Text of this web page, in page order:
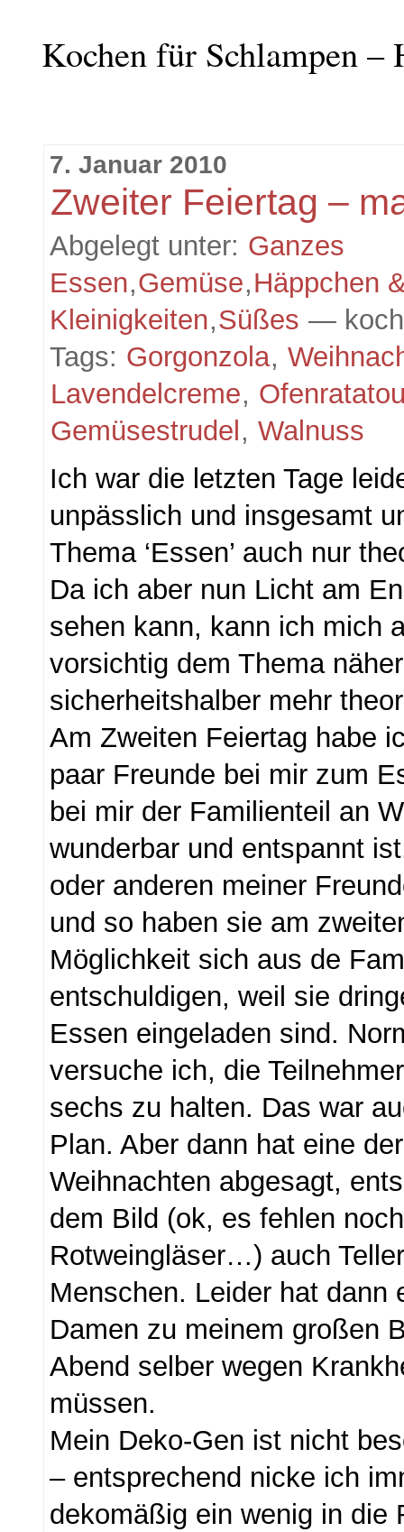
Kochen für Schlampen
7. Januar 2010
Zweiter Feiertag –
Abgelegt unter: Ganzes
Essen,Gemüse,Häppchen
Kleinigkeiten,Süßes —
Tags: Gorgonzola,
Lavendelcreme,
Gemüsestrudel, Walnuss
Ich war die letzten Tage
unpässlich und insgesamt
Thema ‘Essen’ auch nur
Da ich aber nun Licht am
sehen kann, kann ich mich
vorsichtig dem Thema
sicherheitshalber mehr
Am Zweiten Feiertag habe
paar Freunde bei mir zum
bei mir der Familienteil an
wunderbar und entspannt
oder anderen meiner
und so haben sie am
Möglichkeit sich aus de
entschuldigen, weil sie
Essen eingeladen sind.
versuche ich, die
sechs zu halten. Das war
Plan. Aber dann hat eine
Weihnachten abgesagt,
dem Bild (ok, es fehlen
Rotweingläser…) auch
Menschen. Leider hat dann
Damen zu meinem großen
Abend selber wegen
müssen.
Mein Deko-Gen ist nicht
– entsprechend nicke ich
dekomäßig ein wenig in die